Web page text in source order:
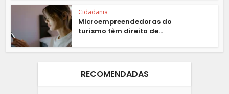
Cidadania
Microempreendedoras do
turismo têm direito de...
RECOMENDADAS